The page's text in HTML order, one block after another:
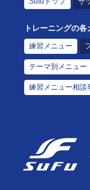
トレーニングの
練習メニュー
テーマ別メニュー
練習メニュー相談